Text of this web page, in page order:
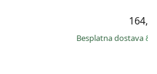
Besplatna dostava&